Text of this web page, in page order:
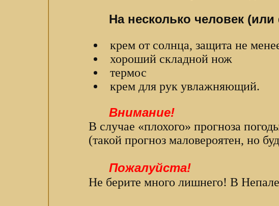
На несколько человек
крем от солнца, защита не
хороший складной нож
термос
крем для рук увлажняющий.
Внимание!
В случае «плохого» прогноза
(такой прогноз маловероятен, но
Пожалуйста!
Не берите много лишнего! В